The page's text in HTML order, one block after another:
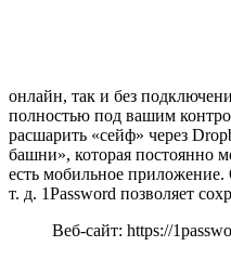
онлайн, так и без
полностью под вашим
расшарить «сейф» через
башни», которая постоянно
есть мобильное
т. д. 1Password позволяет
Веб-сайт: https://